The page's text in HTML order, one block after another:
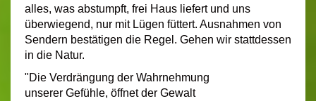
alles, was abstumpft, frei Haus liefert und uns
überwiegend, nur mit Lügen füttert. Ausnahmen von
Sendern bestätigen die Regel. Gehen wir stattdessen
in die Natur.
"Die Verdrängung der Wahrnehmung
unserer Gefühle, öffnet der Gewalt